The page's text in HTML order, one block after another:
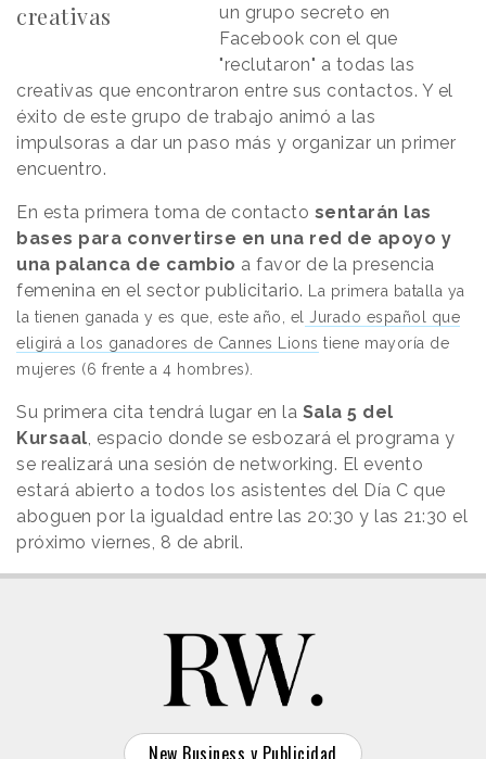
creativas
un grupo secreto en
Facebook con el que
"reclutaron" a todas las
creativas que encontraron entre sus contactos. Y el
éxito de este grupo de trabajo animó a las
impulsoras a dar un paso más y organizar un primer
encuentro.
En esta primera toma de contacto sentarán las
bases para convertirse en una red de apoyo y
una palanca de cambio a favor de la presencia
femenina en el sector publicitario. La primera batalla ya
la tienen ganada y es que, este año, el Jurado español que
eligirá a los ganadores de Cannes Lions tiene mayoría de
mujeres (6 frente a 4 hombres).
Su primera cita tendrá lugar en la Sala 5 del
Kursaal, espacio donde se esbozará el programa y
se realizará una sesión de networking. El evento
estará abierto a todos los asistentes del Día C que
aboguen por la igualdad entre las 20:30 y las 21:30 el
próximo viernes, 8 de abril.